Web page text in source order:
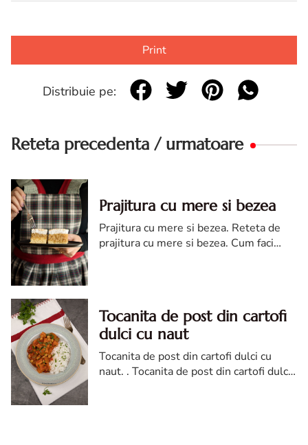
Print
Distribuie pe:
Reteta precedenta / urmatoare
Prajitura cu mere si bezea
Prajitura cu mere si bezea. Reteta de
prajitura cu mere si bezea. Cum faci
Tocanita de post din cartofi
dulci cu naut
Tocanita de post din cartofi dulci cu
naut. . Tocanita de post din cartofi dulci,